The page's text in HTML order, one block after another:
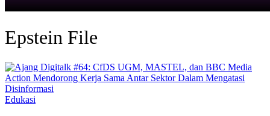
Epstein File
Edukasi